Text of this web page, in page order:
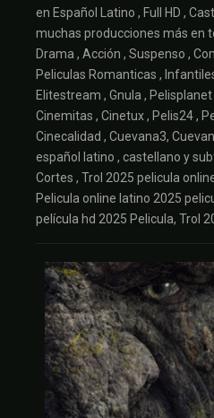
en Español Latino , Full HD ,
muchas producciones más en
Drama , Acción , Suspenso ,
Peliculas Romanticas ,
Elitestream , Gnula ,
Cinemitas , Cinetux , Pelis24 ,
Cinecalidad , Cuevana3,
español latino , castellano y
Cortes , Trol 2025 pelicula
Pelicula online latino 2025
película hd 2025 Pelicula, Trol